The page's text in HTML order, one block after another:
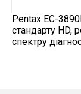
Pentax EC-
стандарту HD,
спектру